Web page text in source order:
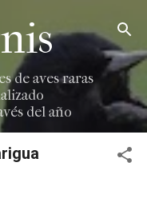
de aves raras
del año